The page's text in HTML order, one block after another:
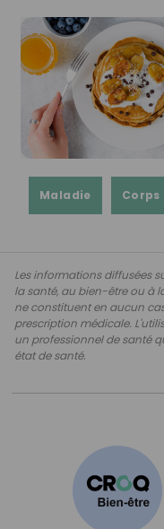
Maladie Corps
Les informations diffusées
la santé, au bien-être ou à
ne constituent en aucun
prescription médicale.
un professionnel de santé
état de santé.